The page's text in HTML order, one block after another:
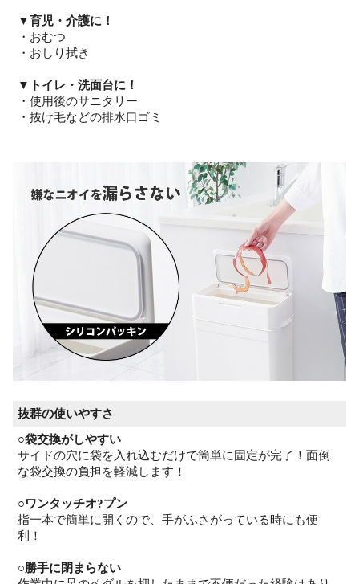
▼育児・介護に！
・おむつ
・おしり拭き
▼トイレ・洗面台に！
・使用後のサニタリー
・抜け毛などの排水口ゴミ
抜群の使いやすさ
○袋交換がしやすい
サイドの穴に袋を入れ込むだけで簡単に固定が完了！面倒
な袋交換の負担を軽減します！
○ワンタッチオ?プン
指一本で簡単に開くので、手がふさがっている時にも便
利！
○勝手に閉まらない